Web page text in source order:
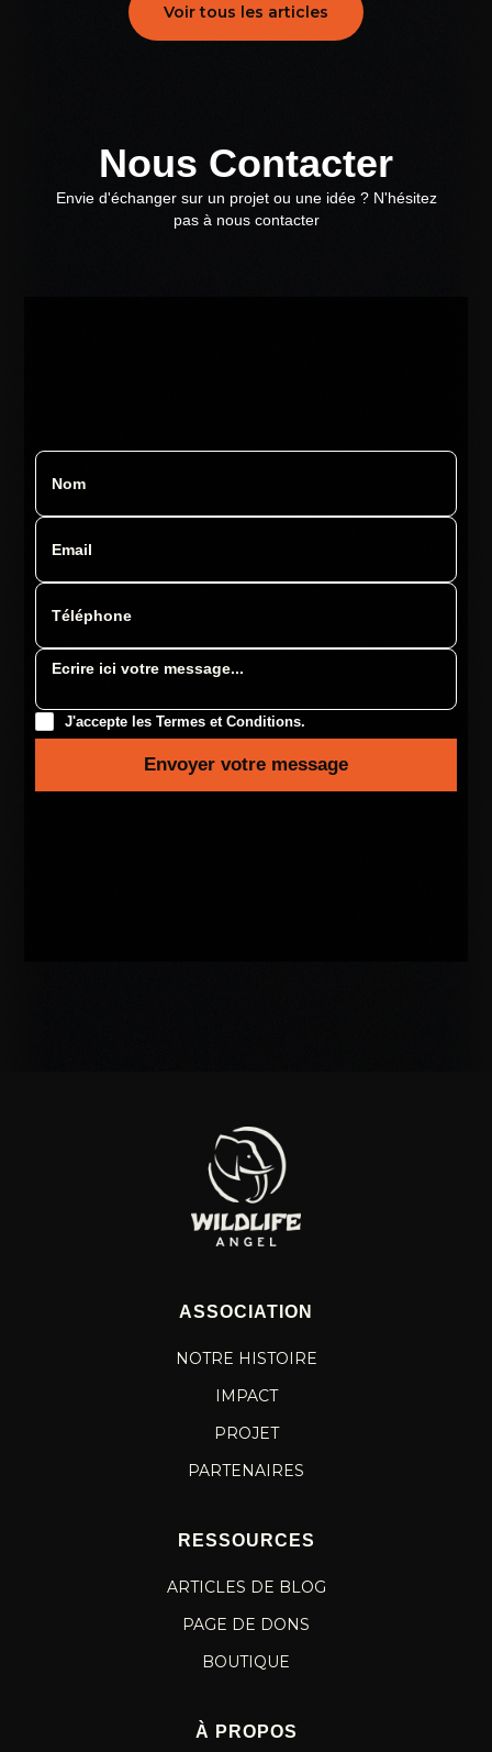
Voir tous les articles
Nous Contacter
Envie d'échanger sur un projet ou une idée ? N'hésitez
pas à nous contacter
J'accepte les Termes et Conditions.
ASSOCIATION
NOTRE HISTOIRE
IMPACT
PROJET
PARTENAIRES
RESSOURCES
ARTICLES DE BLOG
PAGE DE DONS
BOUTIQUE
À PROPOS